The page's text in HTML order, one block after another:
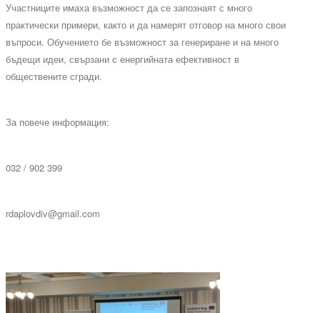
Участниците имаха възможност да се запознаят с много
практически примери, както и да намерят отговор на много свои
въпроси. Обучението бе възможност за генериране и на много
бъдещи идеи, свързани с енергийната ефективност в
обществените сгради.
За повече информация:
032 / 902 399
rdaplovdiv@gmail.com